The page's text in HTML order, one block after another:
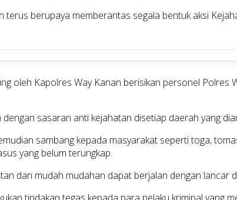
berupaya memberantas segala bentuk aksi
oleh Kapolres Way Kanan berisikan personel Polres
sasaran anti kejahatan disetiap daerah yang
sambang kepada masyarakat seperti toga,
yang belum terungkap.
dan mudah mudahan dapat berjalan dengan lancar